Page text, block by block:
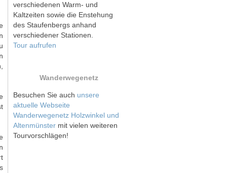
verschiedenen Warm- und
Kaltzeiten sowie die Enstehung
des Staufenbergs anhand
verschiedener Stationen.
Tour aufrufen
Wanderwegenetz
Besuchen Sie auch unsere
aktuelle Webseite
Wanderwegenetz Holzwinkel und
Altenmünster mit vielen weiteren
Tourvorschlägen!